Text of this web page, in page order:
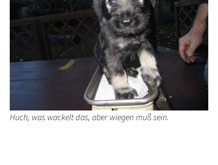
Huch, was wackelt das, aber wiegen muß sein.